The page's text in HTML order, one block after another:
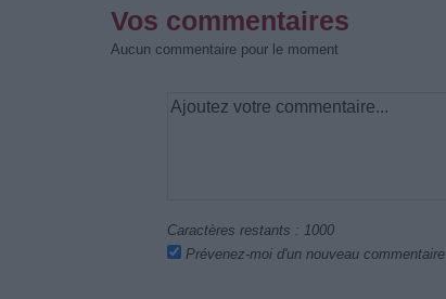
Vos commentaires
Aucun commentaire pour le moment
Caractères restants : 1000
Prévenez-moi d'un nouveau commentaire